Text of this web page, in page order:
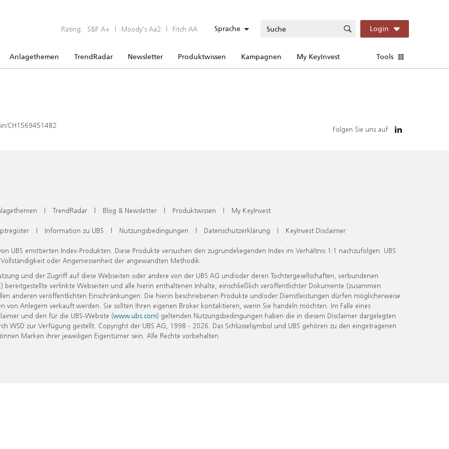
Rating: S&P A+ | Moody’s Aa2 | Fitch AA Sprache Login
Anlagethemen TrendRadar Newsletter Produktwissen Kampagnen My KeyInvest Tools
CH1569451482 Folgen Sie uns auf
| TrendRadar | Blog & Newsletter | Produktwissen | My KeyInvest
| Information zu UBS | Nutzungsbedingungen | Datenschutzerklärung | KeyInvest Disclaimer
UBS emittierten Index-Produkten. Diese Produkte versuchen den zugrundeliegenden Index im Verhältnis 1:1 nachzufolgen. UBS
oder Angemessenheit der angewandten Methodik.
und der Zugriff auf diese Webseiten oder andere von der UBS AG und/oder deren Tochtergesellschaften, verbundenen
verlinkte Webseiten und alle hierin enthaltenen Inhalte, einschließlich veröffentlichter Dokumente (zusammen
anderen veröffentlichten Einschränkungen. Die hierin beschriebenen Produkte und/oder Dienstleistungen dürfen möglicherweise
Anlegern verkauft werden. Sie sollten Ihren eigenen Broker kontaktieren, wenn Sie handeln möchten. Im Falle eines
und den für die UBS-Website (www.ubs.com) geltenden Nutzungsbedingungen haben die in diesem Disclaimer dargelegten
zur Verfügung gestellt. Copyright der UBS AG, 1998 - 2026. Das Schlüsselsymbol und UBS gehören zu den eingetragenen
Marken ihrer jeweiligen Eigentümer sein. Alle Rechte vorbehalten.